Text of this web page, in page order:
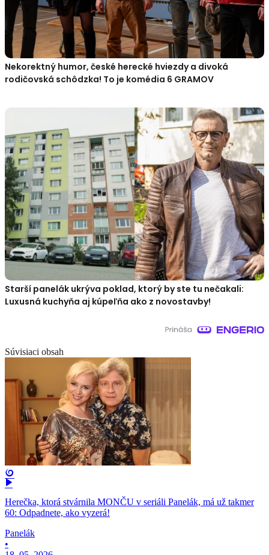
Nekorektný humor, české herecké hviezdy a divoká
rodičovská schôdzka! To je komédia 6 GRAMOV
Starší panelák ukrýva poklad, ktorý by ste tu nečakali:
Luxusná kuchyňa aj kúpeľňa ako z novostavby!
Súvisiaci obsah
Herečka, ktorá stvárnila MONČU v seriáli Panelák, má už takmer
60: Odpadnete, ako vyzerá!
Panelák
•